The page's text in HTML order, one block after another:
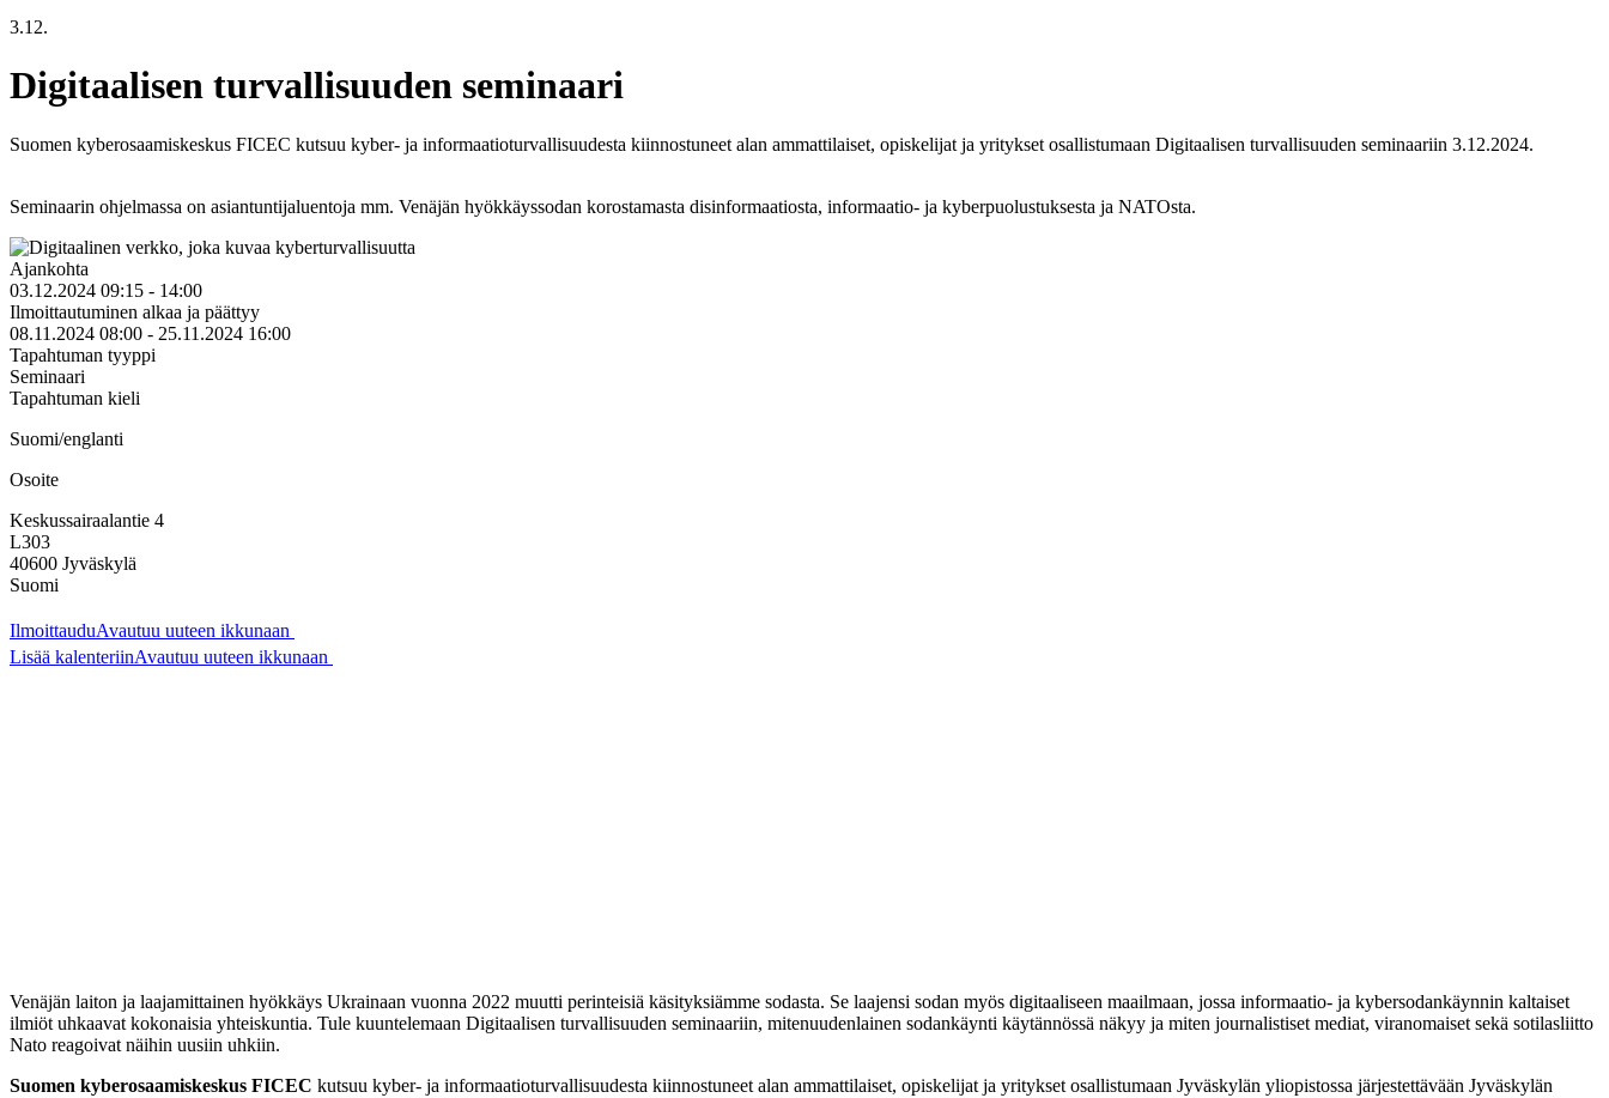
3.12.
Digitaalisen turvallisuuden seminaari
Suomen kyberosaamiskeskus FICEC kutsuu kyber- ja informaatioturvallisuudesta kiinnostuneet alan ammattilaiset, opiskelijat ja yritykset osallistumaan Digitaalisen turvallisuuden seminaariin 3.12.2024.
Seminaarin ohjelmassa on asiantuntijaluentoja mm. Venäjän hyökkäyssodan korostamasta disinformaatiosta, informaatio- ja kyberpuolustuksesta ja NATOsta.
Ajankohta
03.12.2024 09:15 - 14:00
Ilmoittautuminen alkaa ja päättyy
08.11.2024 08:00 - 25.11.2024 16:00
Tapahtuman tyyppi
Seminaari
Tapahtuman kieli
Suomi/englanti
Osoite
Keskussairaalantie 4
L303
40600 Jyväskylä
Suomi
IlmoittauduAvautuu uuteen ikkunaan
Lisää kalenteriinAvautuu uuteen ikkunaan
Venäjän laiton ja laajamittainen hyökkäys Ukrainaan vuonna 2022 muutti perinteisiä käsityksiämme sodasta. Se laajensi sodan myös digitaaliseen maailmaan, jossa informaatio- ja kybersodankäynnin kaltaiset
ilmiöt uhkaavat kokonaisia yhteiskuntia. Tule kuuntelemaan Digitaalisen turvallisuuden seminaariin, mitenuudenlainen sodankäynti käytännössä näkyy ja miten journalistiset mediat, viranomaiset sekä sotilasliitto
Nato reagoivat näihin uusiin uhkiin.
Suomen kyberosaamiskeskus FICEC kutsuu kyber- ja informaatioturvallisuudesta kiinnostuneet alan ammattilaiset, opiskelijat ja yritykset osallistumaan Jyväskylän yliopistossa järjestettävään Jyväskylän